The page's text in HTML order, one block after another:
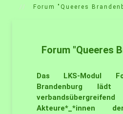
Forum "Queeres
Forum "Queeres
Das LKS-Modul
Brandenburg lädt
Akteure*_*innen